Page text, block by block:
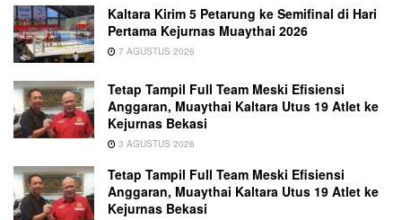
Kaltara Kirim 5 Petarung ke Semifinal di Hari
Pertama Kejurnas Muaythai 2026
7 AGUSTUS 2026
Tetap Tampil Full Team Meski Efisiensi
Anggaran, Muaythai Kaltara Utus 19 Atlet ke
Kejurnas Bekasi
3 AGUSTUS 2026
Tetap Tampil Full Team Meski Efisiensi
Anggaran, Muaythai Kaltara Utus 19 Atlet ke
Kejurnas Bekasi